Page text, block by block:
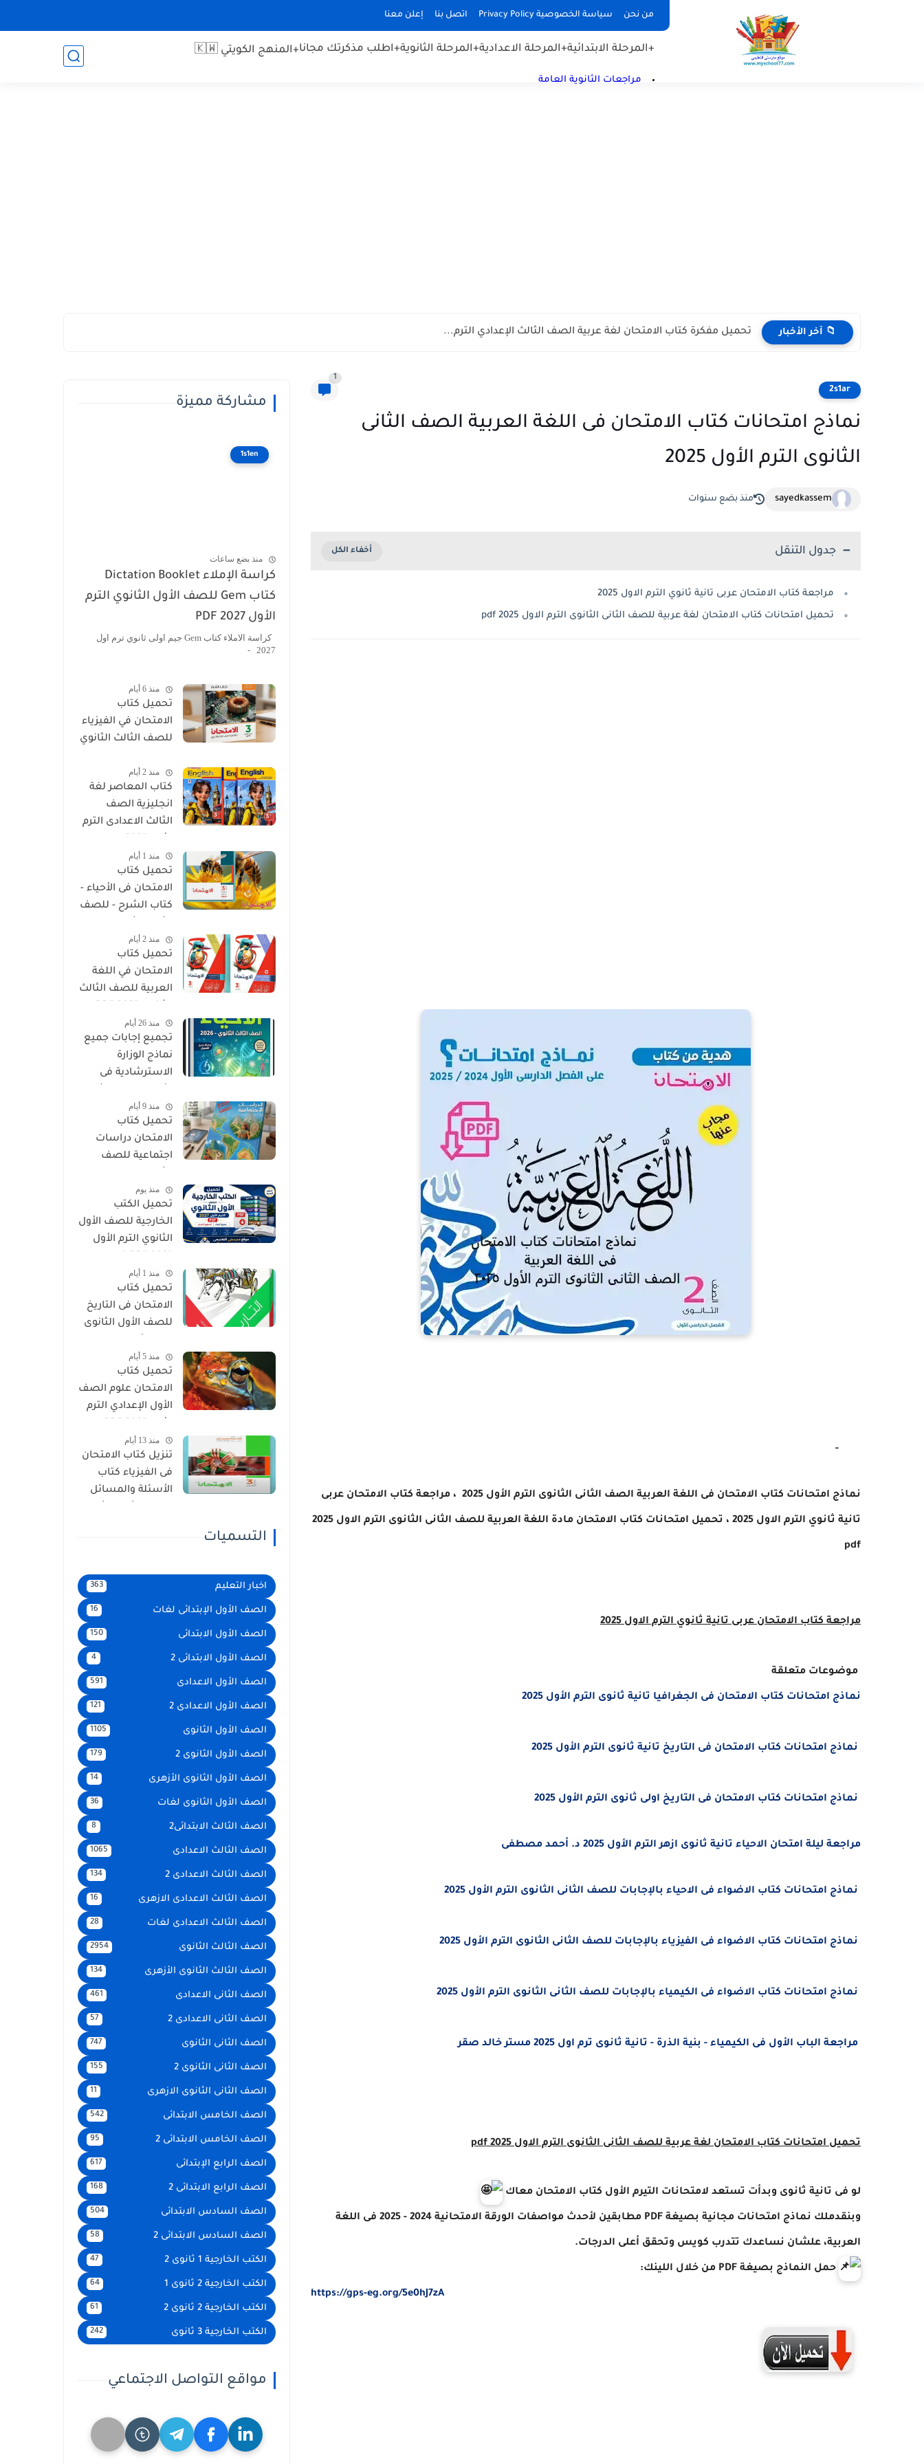
من نحن سياسة الخصوصية Privacy Policy اتصل بنا إعلن معنا
+المرحلة الابتدائية+المرحلة الاعدادية+المرحلة الثانوية+اطلب مذكرتك مجانا+المنهج الكويتي 🇰🇼
مراجعات الثانوية العامة
📁 آخر الأخبار تحميل ملحق كتاب الامتحان لغة عربية الصف الثالث الإعدادي الترم...
2s1ar
1
نماذج امتحانات كتاب الامتحان فى اللغة العربية الصف الثانى
الثانوى الترم الأول 2025
sayedkassem منذ بضع سنوات
جدول التنقل
مراجعة كتاب الامتحان عربى تانية ثانوي الترم الاول 2025
تحميل امتحانات كتاب الامتحان لغة عربية للصف الثانى الثانوى الترم الاول 2025 pdf
-
نماذج امتحانات كتاب الامتحان فى اللغة العربية الصف الثانى الثانوى الترم الأول 2025 ، مراجعة كتاب الامتحان عربى
تانية ثانوي الترم الاول 2025 ، تحميل امتحانات كتاب الامتحان مادة اللغة العربية للصف الثانى الثانوى الترم الاول 2025
pdf
مراجعة كتاب الامتحان عربىتانيةثانوي الترم الاول 2025
موضوعات متعلقة
نماذج امتحانات كتاب الامتحان فى الجغرافيا تانية ثانوى الترم الأول 2025
نماذج امتحانات كتاب الامتحان فى التاريخ تانية ثانوى الترم الأول 2025
نماذج امتحانات كتاب الامتحان فى التاريخ اولى ثانوى الترم الأول 2025
مراجعة ليلة امتحان الاحياء تانية ثانوى ازهر الترم الأول 2025 د. أحمد مصطفى
نماذج امتحانات كتاب الاضواء فى الاحياء بالإجابات للصف الثانى الثانوى الترم الأول 2025
نماذج امتحانات كتاب الاضواء فى الفيزياء بالإجابات للصف الثانى الثانوى الترم الأول 2025
نماذج امتحانات كتاب الاضواء فى الكيمياء بالإجابات للصف الثانى الثانوى الترم الأول 2025
مراجعة الباب الأول فى الكيمياء - بنية الذرة - تانية ثانوى ترم اول 2025 مستر خالد صقر
تحميلامتحاناتكتاب الامتحان لغة عربيةللصف الثانى الثانوىالترم الاول 2025 pdf
لو فى تانية ثانوى وبدأت تستعد لامتحانات التيرم الأول كتاب الامتحان معاك
وبنقدملك نماذج امتحانات مجانية بصيغة PDF مطابقين لأحدث مواصفات الورقة الامتحانية 2024 - 2025 فى اللغة
العربية، علشان نساعدك تتدرب كويس وتحقق أعلى الدرجات.
حمل النماذج بصيغة PDF من خلال اللينك:
https://gps-eg.org/5e0hJ7zA
مشاركة مميزة
1s1en
منذ بضع ساعات
كراسة الإملاء Dictation Booklet
كتاب Gem للصف الأول الثانوي الترم
الأول 2027 PDF
كراسة الاملاء كتاب Gem جيم اولى ثانوي ترم اول
2027 -
منذ 6 أيام
تحميل كتاب
الامتحان في الفيزياء
للصف الثالث الثانوي
الشرح
منذ 2 أيام
كتاب المعاصر لغة
انجليزية الصف
الثالث الاعدادى الترم
منذ 1 أيام
تحميل كتاب
الامتحان فى الأحياء -
كتاب الشرح - للصف
PDFمنذ 2 أيام
تحميل كتاب
الامتحان في اللغة
العربية للصف الثالث
كتاب الأسئلة
والتدريبات كامل
منذ 26 أيام
تجميع إجابات جميع
نماذج الوزارة
الاسترشادية فى
الثانوي 2026
منذ 9 أيام
تحميل كتاب
الامتحان دراسات
اجتماعية للصف
الأول 2027 PDFمنذ يوم
تحميل الكتب
الخارجية للصف الأول
الثانوي الترم الأول
المواد المنهج
الجديد)
منذ 1 أيام
تحميل كتاب
الامتحان فى التاريخ
للصف الأول الثانوى
النسخة الجديدة
منذ 5 أيام
تحميل كتاب
الامتحان علوم الصف
الأول الإعدادي الترم
(النسخة الجديدة)
منذ 13 أيام
تنزيل كتاب الامتحان
فى الفيزياء كتاب
الأسئلة والمسائل
التسميات
اخبار التعليم 363
الصف الأول الإبتدائى لغات 16
الصف الأول الابتدائى 150
الصف الأول الابتدائى 2 4
الصف الأول الاعدادى 591
الصف الأول الاعدادى 2 121
الصف الأول الثانوى 1105
الصف الأول الثانوى 2 179
الصف الأول الثانوى الأزهرى 14
الصف الأول الثانوى لغات 36
الصف الثالث الابتدائى2 8
الصف الثالث الاعدادى 1065
الصف الثالث الاعدادى 2 134
الصف الثالث الاعدادى الازهرى 16
الصف الثالث الاعدادى لغات 28
الصف الثالث الثانوى 2954
الصف الثالث الثانوى الأزهرى 134
الصف الثانى الاعدادى 461
الصف الثانى الاعدادى 2 57
الصف الثانى الثانوى 747
الصف الثانى الثانوى 2 155
الصف الثانى الثانوى الازهرى 11
الصف الخامس الابتدائى 542
الصف الخامس الابتدائى 2 95
الصف الرابع الإبتدائى 617
الصف الرابع الابتدائى 2 168
الصف السادس الابتدائى 504
الصف السادس الابتدائى 2 58
الكتب الخارجية 1 ثانوى 2 47
الكتب الخارجية 2 ثانوى 1 64
الكتب الخارجية 2 ثانوى 2 61
الكتب الخارجية 3 ثانوى 242
مواقع التواصل الاجتماعي